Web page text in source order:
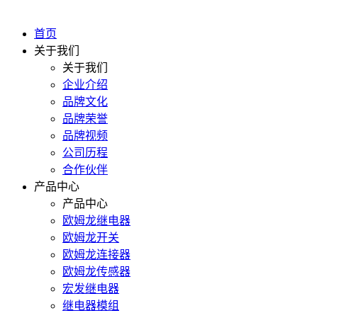
首页
关于我们
关于我们
企业介绍
品牌文化
品牌荣誉
品牌视频
公司历程
合作伙伴
产品中心
产品中心
欧姆龙继电器
欧姆龙开关
欧姆龙连接器
欧姆龙传感器
宏发继电器
继电器模组